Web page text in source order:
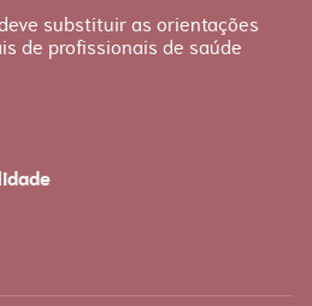
substituir as orientações
de profissionais de saúde